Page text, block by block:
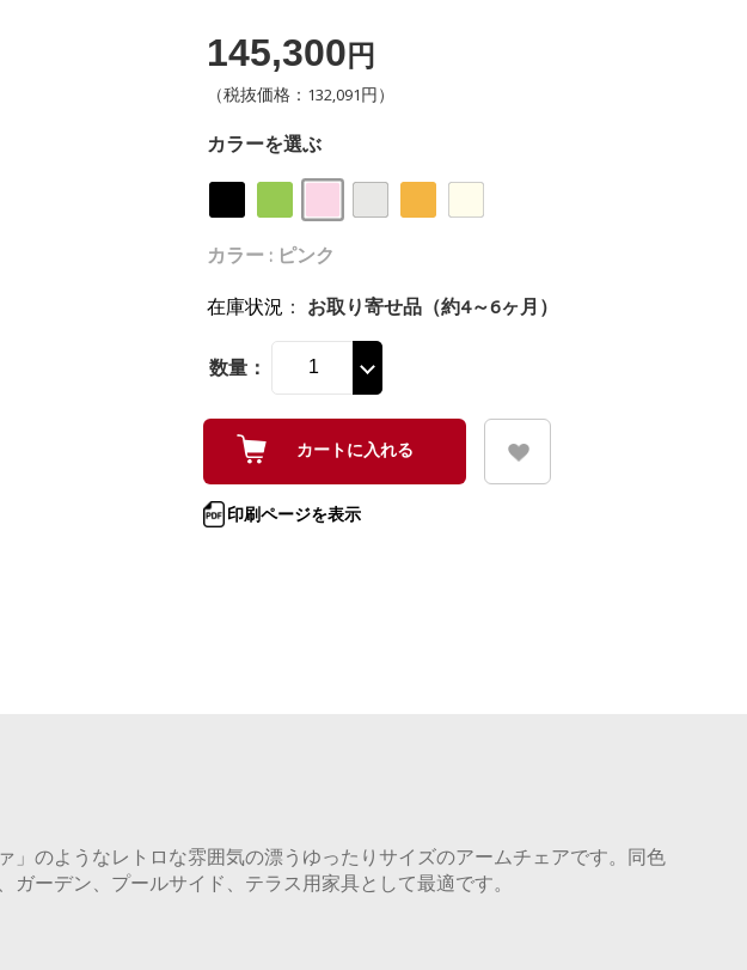
145,300 円
（税抜価格：132,091円）
カラーを選ぶ
カラー : ピンク
在庫状況 ： お取り寄せ品（約4～6ヶ月）
数量：
印刷ページを表示
のようなレトロな雰囲気の漂うゆったりサイズのアームチェアです。同色
ーデン、プールサイド、テラス用家具として最適です。